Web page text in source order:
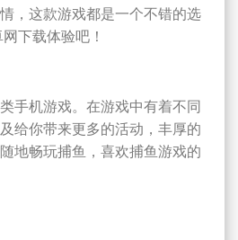
，这款游戏都是一个不错的选
下载体验吧！
手机游戏。在游戏中有着不同
给你带来更多的活动，丰厚的
地畅玩捕鱼，喜欢捕鱼游戏的